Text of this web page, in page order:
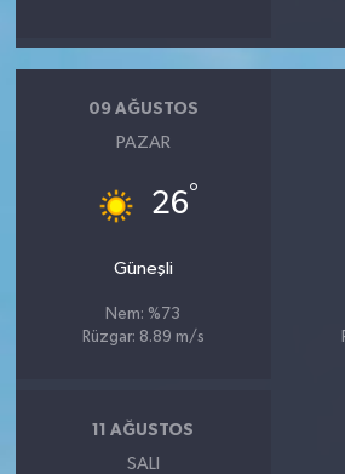
09 AĞUSTOS
PAZAR
26°
Güneşli
Nem: %73
Rüzgar: 8.89 m/s
11 AĞUSTOS
SALI